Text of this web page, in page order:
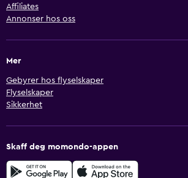
Affiliates
Annonser hos oss
Mer
Gebyrer hos flyselskaper
Flyselskaper
Sikkerhet
Skaff deg momondo-appen